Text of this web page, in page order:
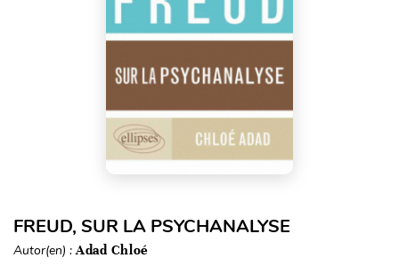
FREUD, SUR LA PSYCHANALYSE
Autor(en) :Adad Chloé